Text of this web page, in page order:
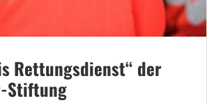
Rettungsdienst“ der
Stiftung